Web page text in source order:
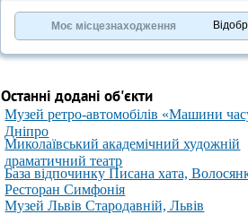
OpenStreetMapcontributors.
»
Моє місцезнаходження
Останні додані об'єкти
Музей ретро-автомобілів «Машини
Дніпро
Миколаївський академічний художній
драматичний театр
База відпочинку Писана хата,
Ресторан Симфонія
Музей Львів Стародавній, Львів